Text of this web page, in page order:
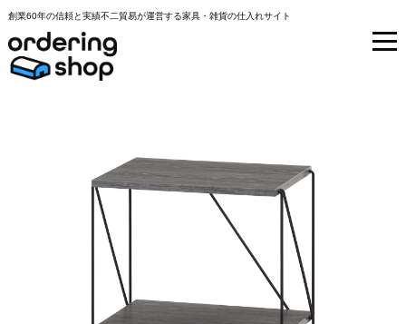
創業60年の信頼と実績不二貿易が運営する家具・雑貨の仕入れサイト